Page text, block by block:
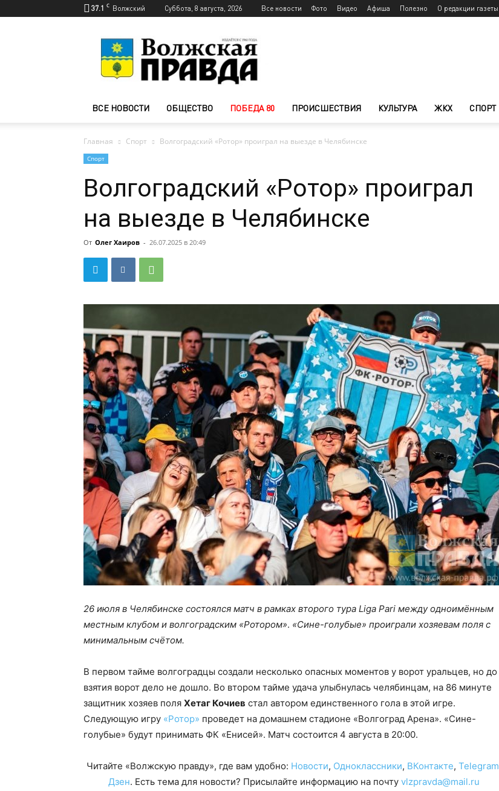
37.1 C Волжский Суббота, 8 августа, 2026 Все новости Фото Видео Афиша Полезно О редакции газеты
Волжского
—
Волжская
ВСЕ НОВОСТИ ОБЩЕСТВО ПОБЕДА 80 ПРОИСШЕСТВИЯ КУЛЬТУРА ЖКХ СПОРТ
Главная Спорт Волгоградский «Ротор» проиграл на выезде в Челябинске
Спорт
Волгоградский «Ротор» проиграл
на выезде в Челябинске
От Олег Хаиров - 26.07.2025 в 20:49
26 июля в Челябинске состоялся матч в рамках второго тура Liga Pari между одноимённым
местным клубом и волгоградским «Ротором». «Сине-голубые» проиграли хозяевам поля с
минимальным счётом.
В первом тайме волгоградцы создали несколько опасных моментов у ворот уральцев, но до
взятия ворот дело не дошло. Во втором тайме удача улыбнулась челябинцам, на 86 минуте
защитник хозяев поля Хетаг Кочиев стал автором единственного гола в этой игре.
Следующую игру «Ротор» проведет на домашнем стадионе «Волгоград Арена». «Сине-
голубые» будут принимать ФК «Енисей». Матч состоится 4 августа в 20:00.
Читайте «Волжскую правду», где вам удобно: Новости, Одноклассники, ВКонтакте, Telegram
Дзен. Есть тема для новости? Присылайте информацию на почту vlzpravda@mail.ru